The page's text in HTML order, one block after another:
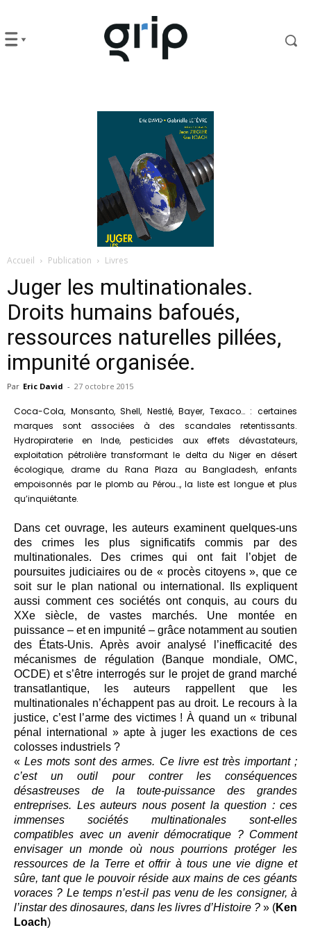
Accueil Publication Livres
Juger les multinationales.
Droits humains bafoués,
ressources naturelles pillées,
impunité organisée.
Par Eric David - 27 octobre 2015
Coca-Cola, Monsanto, Shell, Nestlé, Bayer, Texaco… : certaines
marques sont associées à des scandales retentissants.
Hydropiraterie en Inde, pesticides aux effets dévastateurs,
exploitation pétrolière transformant le delta du Niger en désert
écologique, drame du Rana Plaza au Bangladesh, enfants
empoisonnés par le plomb au Pérou…, la liste est longue et plus
qu’inquiétante.
Dans cet ouvrage, les auteurs examinent quelques-uns
des crimes les plus significatifs commis par des
multinationales. Des crimes qui ont fait l’objet de
poursuites judiciaires ou de « procès citoyens », que ce
soit sur le plan national ou international. Ils expliquent
aussi comment ces sociétés ont conquis, au cours du
XXe siècle, de vastes marchés. Une montée en
puissance – et en impunité – grâce notamment au soutien
des États-Unis. Après avoir analysé l’inefficacité des
mécanismes de régulation (Banque mondiale, OMC,
OCDE) et s’être interrogés sur le projet de grand marché
transatlantique, les auteurs rappellent que les
multinationales n’échappent pas au droit. Le recours à la
justice, c’est l’arme des victimes ! À quand un « tribunal
pénal international » apte à juger les exactions de ces
colosses industriels ?
«Les mots sont des armes. Ce livre est très important ;
c’est un outil pour contrer les conséquences
désastreuses de la toute-puissance des grandes
entreprises. Les auteurs nous posent la question : ces
immenses sociétés multinationales sont-elles
compatibles avec un avenir démocratique ? Comment
envisager un monde où nous pourrions protéger les
ressources de la Terre et offrir à tous une vie digne et
sûre, tant que le pouvoir réside aux mains de ces géants
voraces ? Le temps n’est-il pas venu de les consigner, à
l’instar des dinosaures, dans les livres d’Histoire ? » (Ken
Loach)